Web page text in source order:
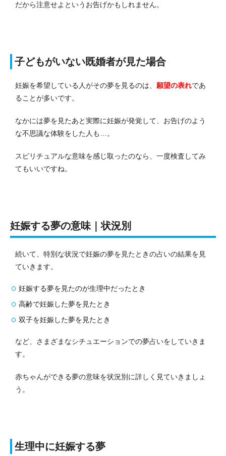
だから注意せよというお告げかもしれません。
子どもがいない既婚者が見た場合
妊娠を希望している人がその夢を見るのは、 願望の表れであ
ることが多いです。
なかには夢を見たあと実際に妊娠が発覚して、お告げのよう
な不思議な体験をした人も…。
スピリチュアルな意味を感じ取ったのなら、一度検査してみ
てもいいですね。
妊娠する夢の意味｜状況別
続いて、特別な状況で妊娠の夢を見たときの占いの結果を見
ていきます。
妊娠する夢を見たのが生理中だったとき
高齢で妊娠した夢を見たとき
双子を妊娠した夢を見たとき
など、さまざまなシチュエーションでの夢占いをしていきま
す。
赤ちゃんができる夢の意味を状況別に詳しく見ていきましょ
う。
生理中に妊娠する夢